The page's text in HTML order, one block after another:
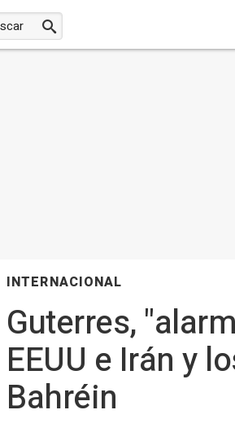
INTERNACIONAL
Guterres,
EEUU e Irán y
Bahréin